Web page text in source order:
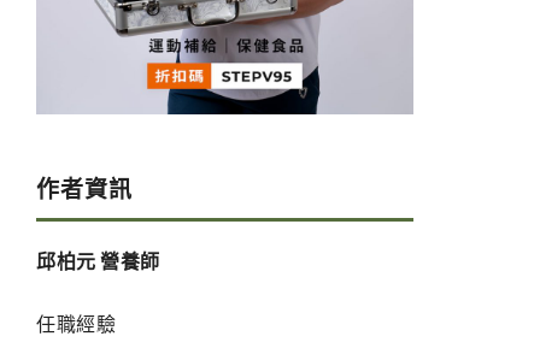
作者資訊
邱柏元 營養師
任職經驗